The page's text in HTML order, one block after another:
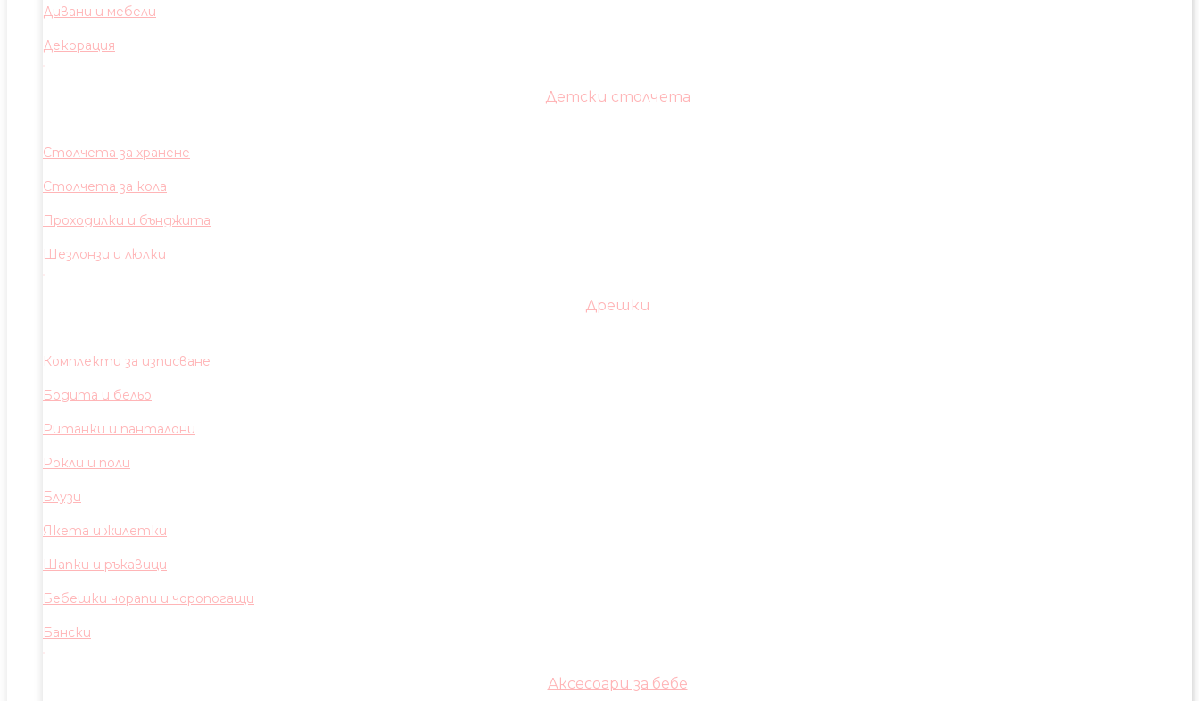
Дивани и мебели
Декорация
Детски столчета
Столчета за хранене
Столчета за кола
Проходилки и бънджита
Шезлонзи и люлки
Дрешки
Комплекти за изписване
Бодита и бельо
Ританки и панталони
Рокли и поли
Блузи
Якета и жилетки
Шапки и ръкавици
Бебешки чорапи и чоропогащи
Бански
Аксесоари за бебе